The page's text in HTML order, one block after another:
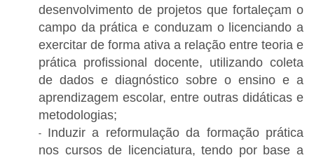
desenvolvimento de projetos que fortaleçam o
campo da prática e conduzam o licenciando a
exercitar de forma ativa a relação entre teoria e
prática profissional docente, utilizando coleta
de dados e diagnóstico sobre o ensino e a
aprendizagem escolar, entre outras didáticas e
metodologias;
Induzir a reformulação da formação prática
nos cursos de licenciatura, tendo por base a